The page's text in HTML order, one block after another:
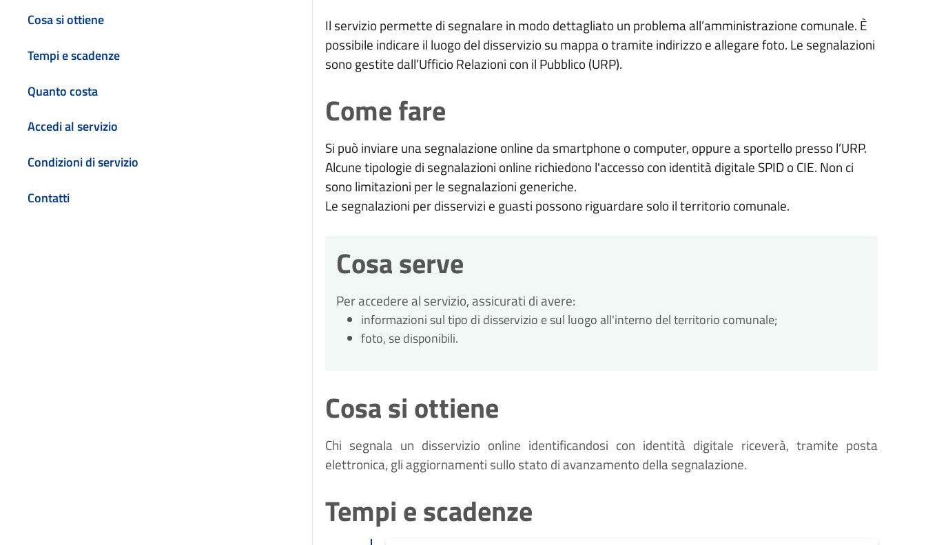
Cosa si ottiene
Tempi e scadenze
Quanto costa
Accedi al servizio
Condizioni di servizio
Contatti
Il servizio permette di segnalare in modo dettagliato un problema all’amministrazione comunale. È
possibile indicare il luogo del disservizio su mappa o tramite indirizzo e allegare foto. Le segnalazioni
sono gestite dall’Ufficio Relazioni con il Pubblico (URP).
Come fare
Si può inviare una segnalazione online da smartphone o computer, oppure a sportello presso l’URP.
Alcune tipologie di segnalazioni online richiedono l'accesso con identità digitale SPID o CIE. Non ci
sono limitazioni per le segnalazioni generiche.
Le segnalazioni per disservizi e guasti possono riguardare solo il territorio comunale.
Cosa serve
Per accedere al servizio, assicurati di avere:
informazioni sul tipo di disservizio e sul luogo all'interno del territorio comunale;
foto, se disponibili.
Cosa si ottiene
Chi segnala un disservizio online identificandosi con identità digitale riceverà, tramite posta
elettronica, gli aggiornamenti sullo stato di avanzamento della segnalazione.
Tempi e scadenze